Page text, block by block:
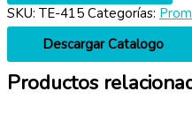
SKU: TE-415 Categorías:
Descargar Catalogo
Productos